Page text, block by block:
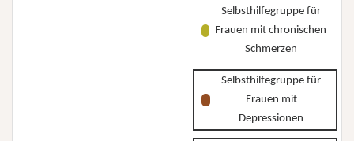
Selbsthilfegruppe für
Frauen mit chronischen
Schmerzen
Selbsthilfegruppe für
Frauen mit
Depressionen